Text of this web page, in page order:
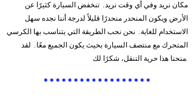
مكان نريد وفي أي وقت نريد. تنخفض السيارة كثيرًا عن
الأرض ويكون المنحدر منحدرًا قليلاً لدرجة أننا نجده سهل
الاستخدام للغاية. نحن نحب الطريقة التي يتناسب بها الكرسي
المتحرك مع منتصف السيارة بحيث يكون الجميع معًا. لقد
منحنا هذا حرية التنقل، شكرًا لك.